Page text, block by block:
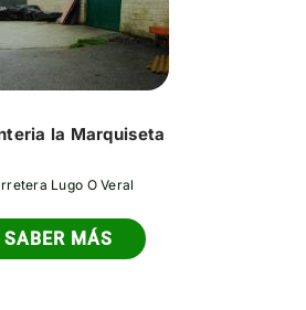
la Marquiseta
Lugo O Veral
SABER MÁS